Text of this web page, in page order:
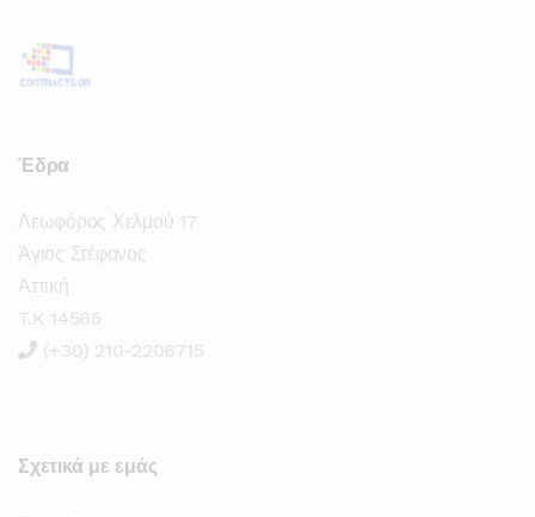
Έδρα
Λεωφόρος Χελμού 17
Άγιος Στέφανος
Αττική
T.K 14565
(+30) 210-2206715
Σχετικά με εμάς